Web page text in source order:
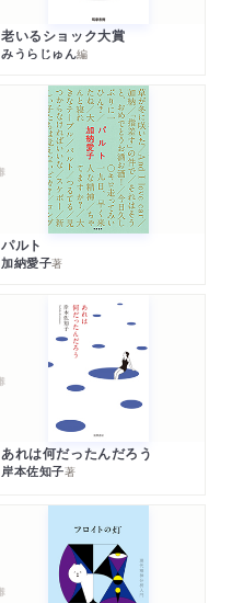
老いるショック大賞
みうらじゅん編
パルト
加納愛子著
あれは何だったんだろう
岸本佐知子著